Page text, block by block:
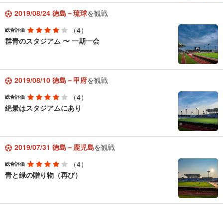
2019/08/24 徳島－琉球を観戦
総合評価
（4）
群青のスタジアム 〜 一期一会
2019/08/10 徳島－甲府を観戦
総合評価
（4）
絶景はスタジアムにあり
2019/07/31 徳島－鹿児島を観戦
総合評価
（4）
青と緑の贈り物（再び）